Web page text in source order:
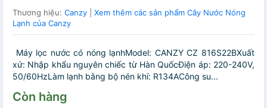
Thương hiệu: Canzy
Xem thêm các sản phẩm Cây Nước Nóng
Lạnh của Canzy
Máy lọc nước có nóng lạnhModel: CANZY CZ 816S22BXuất
xứ: Nhập khẩu nguyên chiếc từ Hàn QuốcĐiện áp: 220-240V,
50/60HzLàm lạnh bằng bộ nén khí: R134ACông su...
Còn hàng